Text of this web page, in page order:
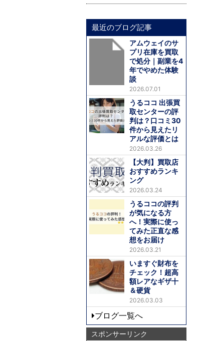
最近のブログ記事
アムウェイのサ
プリ在庫を買取
で処分｜副業を4
年でやめた体験
談
2026.07.01
うるココ 出張買
取センターの評
判は？口コミ30
件から見えたリ
アルな評価とは
2026.03.26
【大判】買取店
おすすめランキ
ング
2026.03.24
うるココの評判
が気になる方
へ！実際に使っ
てみた正直な感
想をお届け
2026.03.21
いますぐ財布を
チェック！超高
額レアなギザ十
＆硬貨
2026.03.03
ブログ一覧へ
スポンサーリンク